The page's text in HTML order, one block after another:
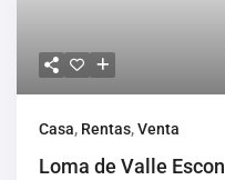
Casa, Rentas,Venta
Loma de Valle